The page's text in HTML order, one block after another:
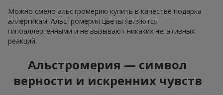
Можно смело альстромерию купить в качестве подарка
аллергикам. Альстромерия цветы являются
гипоаллергенными и не вызывают никаких негативных
реакций.
Альстромерия — символ
верности и искренних чувств